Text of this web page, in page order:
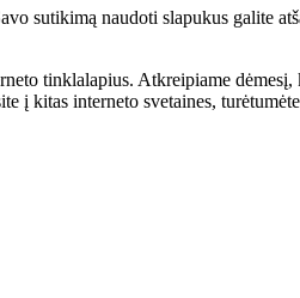
sutikimą naudoti slapukus galite
tinklalapius. Atkreipiame
į kitas interneto svetaines,